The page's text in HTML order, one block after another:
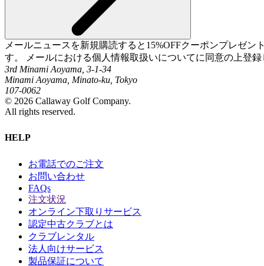
メールニュースを新規購読すると15%OFFクーポンプレゼ
す。 メールにおける個人情報取扱いについてに同意の上登
3rd Minami Aoyama, 3-1-34
Minami Aoyama, Minato-ku, Tokyo
107-0062
© 2026 Callaway Golf Company.
All rights reserved.
HELP
お電話でのご注文
お問い合わせ
FAQs
注文状況
オンライン下取りサービス
認定中古クラブとは
クラブレンタル
法人向けサービス
製品保証について